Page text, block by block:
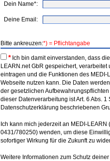
Dein Name*:
Deine Email:
Bitte ankreuzen:*) = Pflichtangabe
*Ich bin damit einverstanden, dass
LEARN.net GbR gespeichert,
eintragen und die Funktionen des
Webseite nutzen kann. Die Daten
der gesetzlichen
dieser Datenverarbeitung ist Art. 6 Abs.
Datenschutzerklärung beschriebenen
Ich kann mich jederzeit an MEDI-
0431/780250) wenden, um diese
sofortiger Wirkung für die Zukunft zu
Weitere Informationen zum Schutz